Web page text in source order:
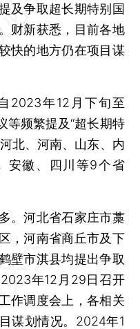
及争取超长期特别国
财新获悉，目前各地
快的地方仍在项目谋
年12月下旬至
等频繁提及“超长期特
北、河南、山东、内
安徽、四川等9个省
河北省石家庄市藁
，河南省商丘市及下
壁市淇县均提出争取
年12月29日召开
作调度会上，各相关
谋划情况。2024年1